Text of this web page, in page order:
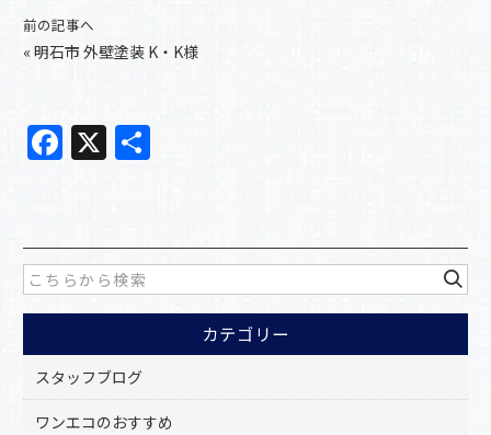
前の記事へ
« 明石市 外壁塗装 K・K様
F
a
e
b
o
o
k
X
カテゴリー
スタッフブログ
ワンエコのおすすめ